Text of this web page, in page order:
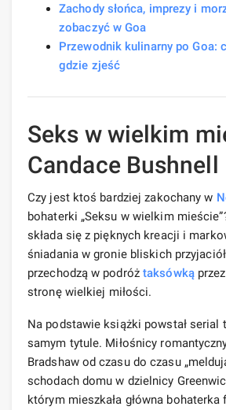
Zachody słońca, imprezy i
zobaczyć w Goa
Przewodnik kulinarny po Goa:
gdzie zjeść
Seks w wielkim
Candace Bushnell
Czy jest ktoś bardziej zakochany w
bohaterki „Seksu w wielkim
składa się z pięknych kreacji i
śniadania w gronie bliskich przyjaciół
przechodzą w podróż taksówkąprzez
stronę wielkiej miłości.
Na podstawie książki powstał serial
samym tytule. Miłośnicy
Bradshaw od czasu do czasu
schodach domu w dzielnicy
którym mieszkała główna bohaterka